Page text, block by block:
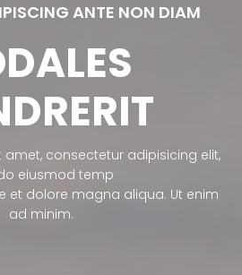
ANTE NON DIAM
consectetur adipisicing elit,
eiusmod temp
et dolore magna aliqua. Ut enim
ad minim.